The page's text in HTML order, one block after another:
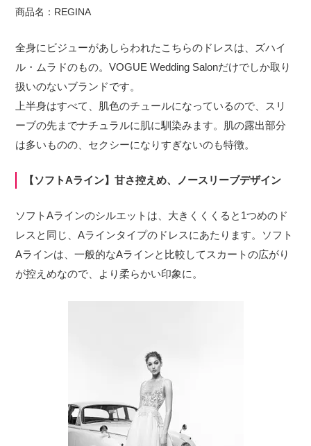
商品名：REGINA
全身にビジューがあしらわれたこちらのドレスは、ズハイ
ル・ムラドのもの。VOGUE Wedding Salonだけでしか取り
扱いのないブランドです。
上半身はすべて、肌色のチュールになっているので、スリ
ーブの先までナチュラルに肌に馴染みます。肌の露出部分
は多いものの、セクシーになりすぎないのも特徴。
【ソフトAライン】甘さ控えめ、ノースリーブデザイン
ソフトAラインのシルエットは、大きくくくると1つめのド
レスと同じ、Aラインタイプのドレスにあたります。ソフト
Aラインは、一般的なAラインと比較してスカートの広がり
が控えめなので、より柔らかい印象に。